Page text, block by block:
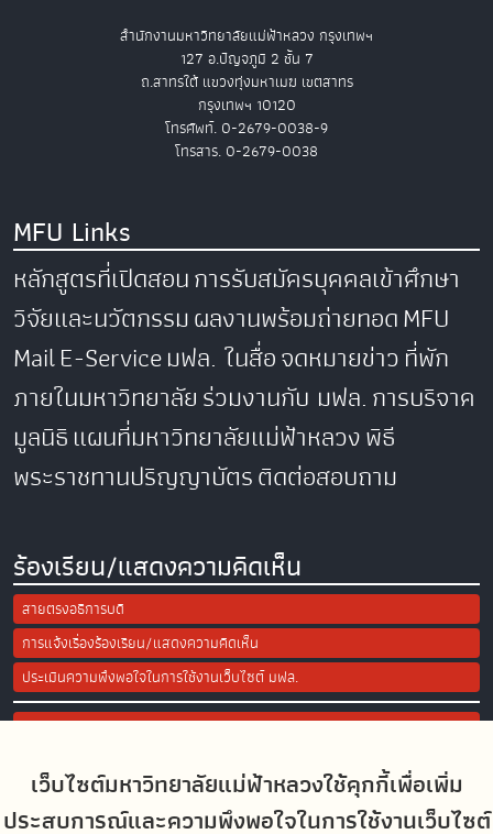
เว็บไซต์มหาวิทยาลัยแม่ฟ้าหลวงใช้คุกกี้เพื่อเพิ่ม
ประสบการณ์และความพึงพอใจในการใช้งานเว็บไซต์
สำนักงานมหาวิทยาลัยแม่ฟ้าหลวง กรุงเทพฯ
127 อ.ปัญจภูมิ 2 ชั้น 7
ถ.สาทรใต้ แขวงทุ่งมหาเมฆ เขตสาทร
กรุงเทพฯ 10120
โทรศัพท์. 0-2679-0038-9
โทรสาร. 0-2679-0038
MFU Links
หลักสูตรที่เปิดสอนการรับสมัครบุคคลเข้าศึกษา
วิจัยและนวัตกรรมผลงานพร้อมถ่ายทอดMFU
MailE-Serviceมฟล. ในสื่อจดหมายข่าวที่พัก
ภายในมหาวิทยาลัยร่วมงานกับ มฟล.การบริจาค
มูลนิธิแผนที่มหาวิทยาลัยแม่ฟ้าหลวงพิธี
พระราชทานปริญญาบัตรติดต่อสอบถาม
ร้องเรียน/แสดงความคิดเห็น
สายตรงอธิการบดี
การแจ้งเรื่องร้องเรียน/แสดงความคิดเห็น
ประเมินความพึงพอใจในการใช้งานเว็บไซต์ มฟล.
Site Map
Social Media